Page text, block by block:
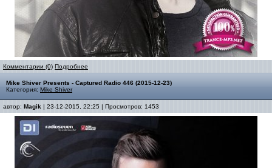
Комментарии (0) Подробнее
Mike Shiver Presents - Captured Radio 446 (2015-12-23)
Категория: Mike Shiver
автор: Magik | 23-12-2015, 22:25 | Просмотров: 1453